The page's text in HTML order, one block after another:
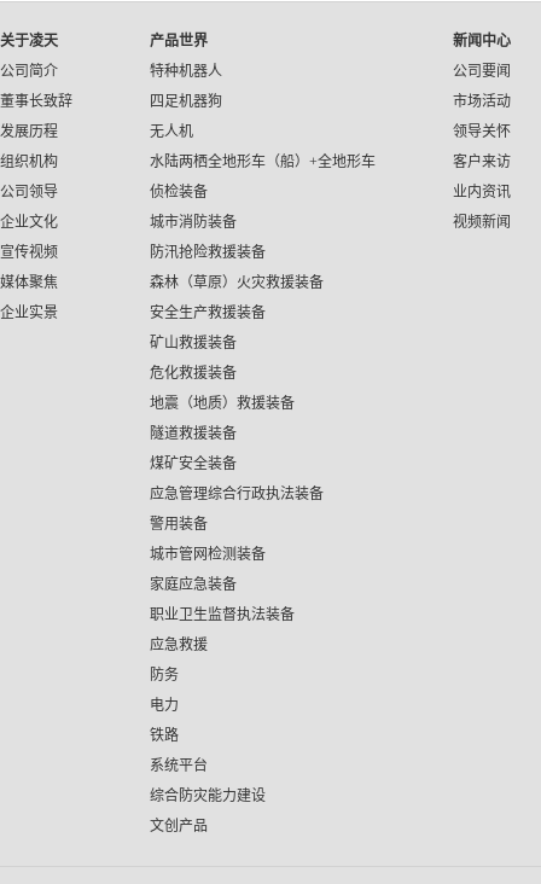
关于凌天
公司简介
董事长致辞
发展历程
组织机构
公司领导
企业文化
宣传视频
媒体聚焦
企业实景
产品世界
特种机器人
四足机器狗
无人机
水陆两栖全地形车（船）+全地形车
侦检装备
城市消防装备
防汛抢险救援装备
森林（草原）火灾救援装备
安全生产救援装备
矿山救援装备
危化救援装备
地震（地质）救援装备
隧道救援装备
煤矿安全装备
应急管理综合行政执法装备
警用装备
城市管网检测装备
家庭应急装备
职业卫生监督执法装备
应急救援
防务
电力
铁路
系统平台
综合防灾能力建设
文创产品
新闻中心
公司要闻
市场活动
领导关怀
客户来访
业内资讯
视频新闻